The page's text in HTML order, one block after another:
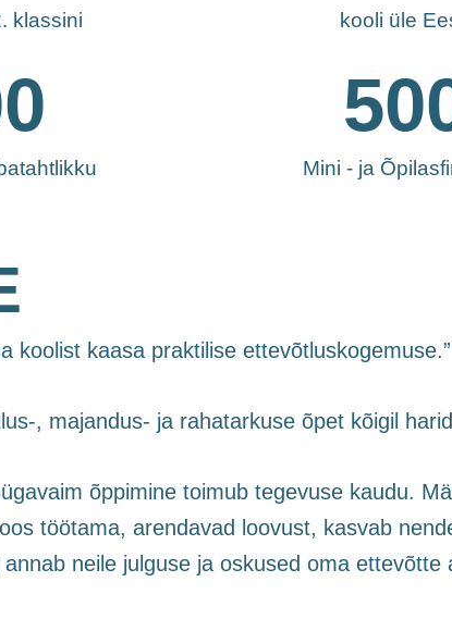
klassini kooli üle
Mini - ja
koolist kaasa praktilise
, majandus- ja rahatarkuse õpet kõigil
õppimine toimub tegevuse kaudu.
töötama, arendavad loovust, kasvab
neile julguse ja oskused oma ettevõtte